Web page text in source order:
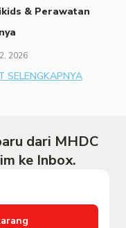
& Perawatan
2026
SELENGKAPNYA
dari MHDC
ke Inbox.